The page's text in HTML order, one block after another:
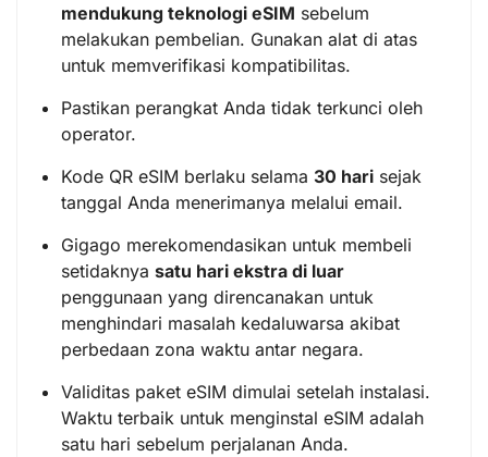
mendukung teknologi eSIM sebelum
melakukan pembelian. Gunakan alat di atas
untuk memverifikasi kompatibilitas.
Pastikan perangkat Anda tidak terkunci oleh
operator.
Kode QR eSIM berlaku selama 30 hari sejak
tanggal Anda menerimanya melalui email.
Gigago merekomendasikan untuk membeli
setidaknya satu hari ekstra di luar
penggunaan yang direncanakan untuk
menghindari masalah kedaluwarsa akibat
perbedaan zona waktu antar negara.
Validitas paket eSIM dimulai setelah instalasi.
Waktu terbaik untuk menginstal eSIM adalah
satu hari sebelum perjalanan Anda.